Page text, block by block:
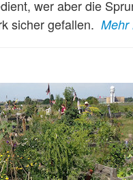
wer aber die
sicher gefallen.